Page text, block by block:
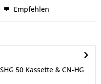
Empfehlen
50 Kassette & CN-HG